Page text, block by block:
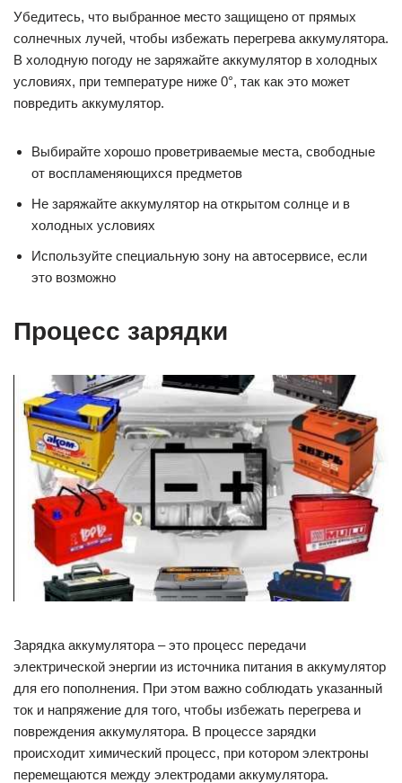
Убедитесь, что выбранное место защищено от прямых
солнечных лучей, чтобы избежать перегрева аккумулятора.
В холодную погоду не заряжайте аккумулятор в холодных
условиях, при температуре ниже 0°, так как это может
повредить аккумулятор.
Выбирайте хорошо проветриваемые места, свободные
от воспламеняющихся предметов
Не заряжайте аккумулятор на открытом солнце и в
холодных условиях
Используйте специальную зону на автосервисе, если
это возможно
Процесс зарядки
Зарядка аккумулятора – это процесс передачи
электрической энергии из источника питания в аккумулятор
для его пополнения. При этом важно соблюдать указанный
ток и напряжение для того, чтобы избежать перегрева и
повреждения аккумулятора. В процессе зарядки
происходит химический процесс, при котором электроны
перемещаются между электродами аккумулятора.